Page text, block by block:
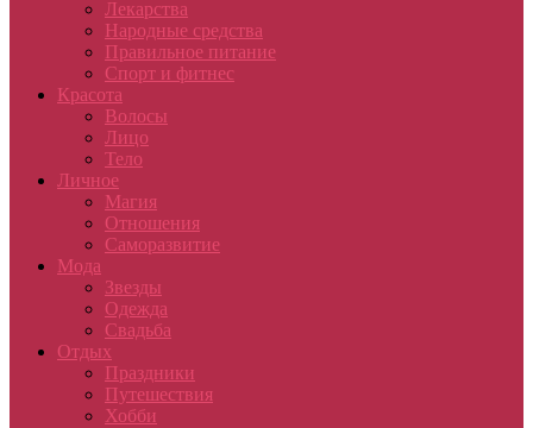
Лекарства
Народные средства
Правильное питание
Спорт и фитнес
Красота
Волосы
Лицо
Тело
Личное
Магия
Отношения
Саморазвитие
Мода
Звезды
Одежда
Свадьба
Отдых
Праздники
Путешествия
Хобби